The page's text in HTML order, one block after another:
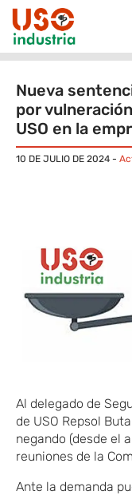
Skip to main content
Nueva
por
USO en la
10 DE JULIO DE 2024 -
Al delegado de
de USO Repsol
negando (desde el
reuniones de la
Ante la demanda